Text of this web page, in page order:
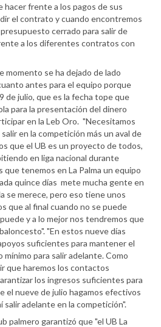
hacer frente a los pagos de sus
el contrato y cuando encontremos
cerrado para salir de
a los diferentes contratos con
momento se ha dejado de lado
antes para el equipo porque
de julio, que es la fecha tope que
para la presentación del dinero
en la Leb Oro. "Necesitamos
en la competición más un aval de
que el UB es un proyecto de todos,
en liga nacional durante
tenemos en La Palma un equipo
quince días mete mucha gente en
se merece, pero eso tiene unos
que al final cuando no se puede
y a lo mejor nos tendremos que
"En estos nueve días
suficientes para mantener el
para salir adelante. Como
que haremos los contactos
los ingresos suficientes para
el nueve de julio hagamos efectivos
salir adelante en la competición".
palmero garantizó que "el UB La